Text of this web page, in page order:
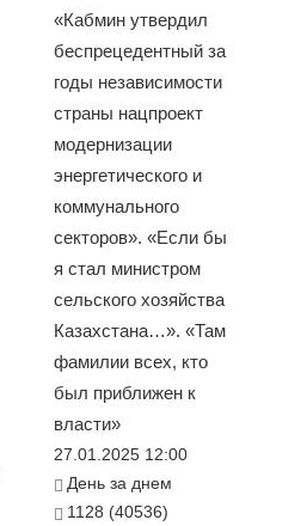
«Кабмин утвердил
беспрецедентный за
годы независимости
страны нацпроект
модернизации
энергетического и
коммунального
секторов». «Если бы
я стал министром
сельского хозяйства
Казахстана…». «Там
фамилии всех, кто
был приближен к
власти»
27.01.2025 12:00
День за днем
1128 (40536)